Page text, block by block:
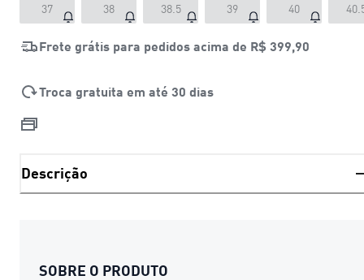
37 38 38.5 39 40
Frete grátis para pedidos acima de R$ 399,90
Troca gratuita em até 30 dias
Descrição
SOBRE O PRODUTO